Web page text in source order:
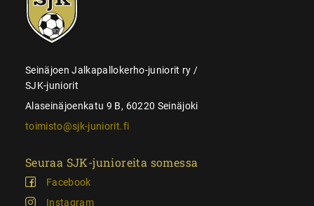
juniorit
Seinäjoen Jalkapallokerho-juniorit ry /
SJK-juniorit
Alaseinäjoenkatu 9 B, 60220 Seinäjoki
toimisto@sjk-juniorit.fi
Seuraa SJK-junioreita somessa
Facebook
Instagram